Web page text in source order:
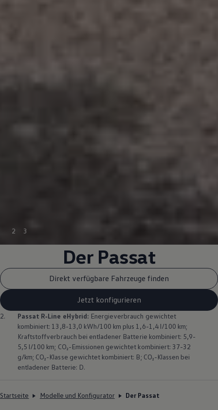
2 3
Der Passat
Direkt verfügbare Fahrzeuge finden
Jetzt konfigurieren
2. Passat R‑Line eHybrid: Energieverbrauch gewichtet
kombiniert: 13,8-13,0 kWh/100 km plus 1,6-1,4 l/100 km;
Kraftstoffverbrauch bei entladener Batterie kombiniert: 5,9-
5,5 l/100 km; CO₂-Emissionen gewichtet kombiniert: 37-32
g/km; CO₂-Klasse gewichtet kombiniert: B; CO₂-Klassen bei
entladener Batterie: D.
Startseite Modelle und Konfigurator Der Passat